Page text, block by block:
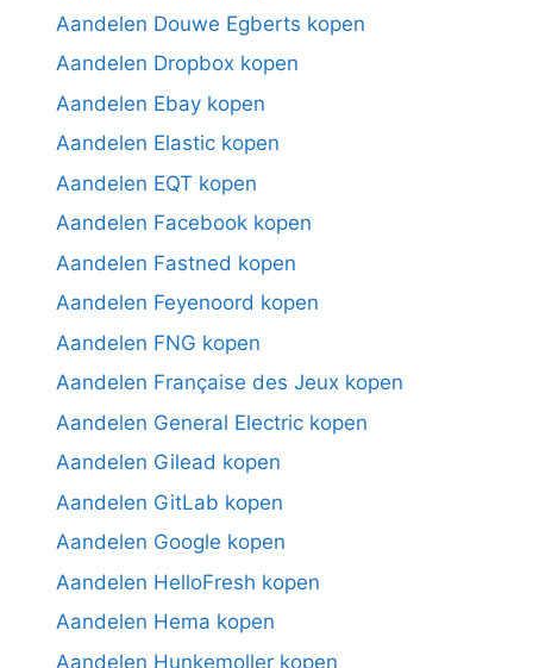
Aandelen Douwe Egberts kopen
Aandelen Dropbox kopen
Aandelen Ebay kopen
Aandelen Elastic kopen
Aandelen EQT kopen
Aandelen Facebook kopen
Aandelen Fastned kopen
Aandelen Feyenoord kopen
Aandelen FNG kopen
Aandelen Française des Jeux kopen
Aandelen General Electric kopen
Aandelen Gilead kopen
Aandelen GitLab kopen
Aandelen Google kopen
Aandelen HelloFresh kopen
Aandelen Hema kopen
Aandelen Hunkemoller kopen